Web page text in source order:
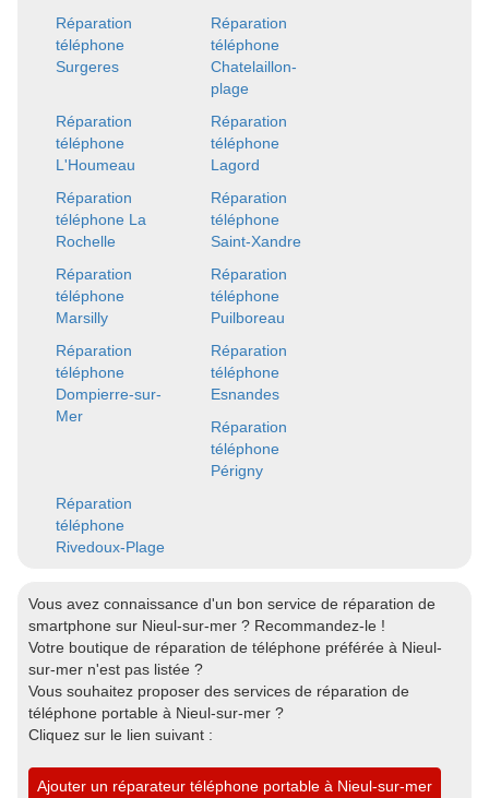
Réparation
téléphone
Surgeres
Réparation
téléphone
Chatelaillon-
plage
Réparation
téléphone
L'Houmeau
Réparation
téléphone
Lagord
Réparation
téléphone La
Rochelle
Réparation
téléphone
Saint-Xandre
Réparation
téléphone
Marsilly
Réparation
téléphone
Puilboreau
Réparation
téléphone
Dompierre-sur-
Mer
Réparation
téléphone
Esnandes
Réparation
téléphone
Périgny
Réparation
téléphone
Rivedoux-Plage
Vous avez connaissance d'un bon service de réparation de
smartphone sur Nieul-sur-mer ? Recommandez-le !
Votre boutique de réparation de téléphone préférée à Nieul-
sur-mer n'est pas listée ?
Vous souhaitez proposer des services de réparation de
téléphone portable à Nieul-sur-mer ?
Cliquez sur le lien suivant :
Ajouter un réparateur téléphone portable à Nieul-sur-mer